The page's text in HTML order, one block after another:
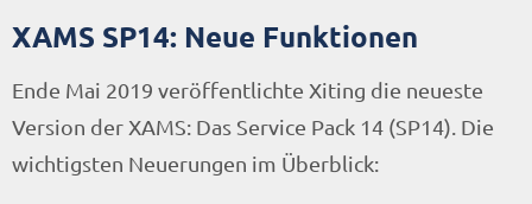
XAMS SP14: Neue Funktionen
Ende Mai 2019 veröffentlichte Xiting die neueste
Version der XAMS: Das Service Pack 14 (SP14). Die
wichtigsten Neuerungen im Überblick: